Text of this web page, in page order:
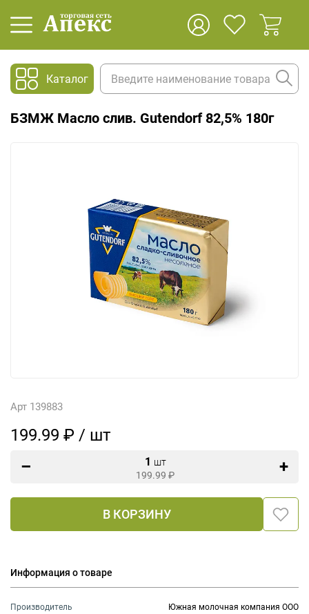
Каталог
БЗМЖ Масло слив. Gutendorf 82,5% 180г
Арт 139883
199.99 ₽ / шт
1 шт
199.99 ₽
В КОРЗИНУ
Информация о товаре
Производитель Южная молочная компания ООО